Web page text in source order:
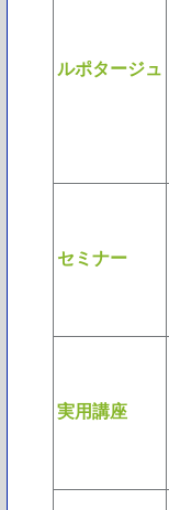
ルポタージュ
セミナー
実用講座